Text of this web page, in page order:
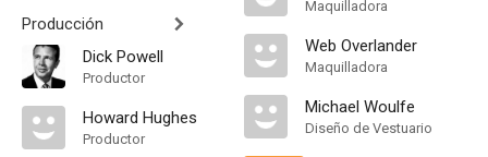
Producción
Dick Powell
Productor
Howard Hughes
Productor
Maquilladora
Web Overlander
Maquilladora
Michael Woulfe
Diseño de Vestuario